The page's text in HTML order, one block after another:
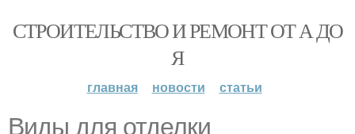
СТРОИТЕЛЬСТВО И РЕМОНТ ОТ А ДО
Я
главная новости статьи
Виды для отделки